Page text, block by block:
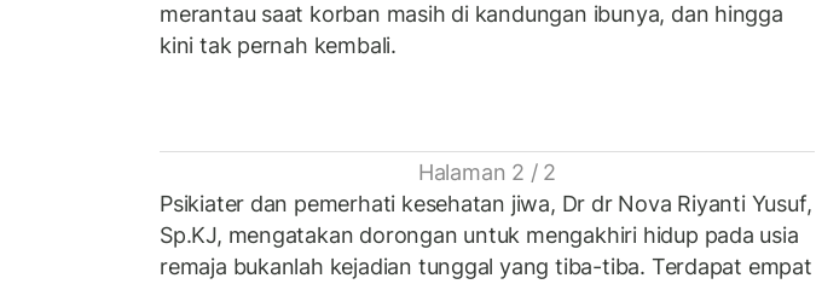
merantau saat korban masih di kandungan ibunya, dan hingga
kini tak pernah kembali.
Halaman 2 / 2
Psikiater dan pemerhati kesehatan jiwa, Dr dr Nova Riyanti Yusuf,
Sp.KJ, mengatakan dorongan untuk mengakhiri hidup pada usia
remaja bukanlah kejadian tunggal yang tiba-tiba. Terdapat empat